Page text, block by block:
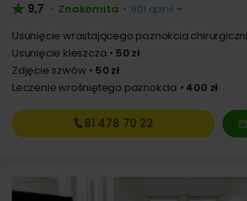
9,7 • Znakomita • 901 opinii
Usunięcie wrastającego paznokcia
Usunięcie kleszcza
50 zł
Zdjęcie szwów
50 zł
Leczenie wrośniętego paznokcia
400 zł
81 478 70 22